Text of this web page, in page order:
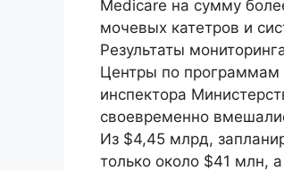
Medicare на сумму
мочевых катетров и
Результаты
Центры по программам
инспектора
своевременно
Из $4,45 млрд,
только около $41 млн,